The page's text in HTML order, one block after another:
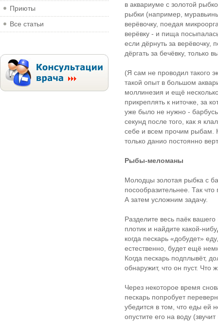
Приюты
Все статьи
в аквариуме с золотой
рыбки (например,
верёвочку, поедая
верёвку - и пища
если дёрнуть за верёвочку,
дёргать за бечёвку, только
(Я сам не проводил такого
такой опыт в большом
моллинезия и ещё
прикреплять к ниточке, за
уже было не нужно -
секунд после того, как я
себе и всем прочим рыбам.
только данио постоянно
Рыбы-меломаны
Молодцы золотая рыбка с
посообразительнее. Так
А затем усложним задачу.
Разделите весь паёк
плотик и найдите какой-
когда пескарь «добудет»
естественно, будет ещё
Когда пескарь подплывёт,
обнаружит, что он пуст. Что
Через некоторое время
пескарь попробует
убедится в том, что еды ей
опустите его на воду